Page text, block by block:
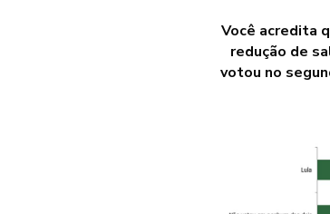
Você acredita
redução de
votou no